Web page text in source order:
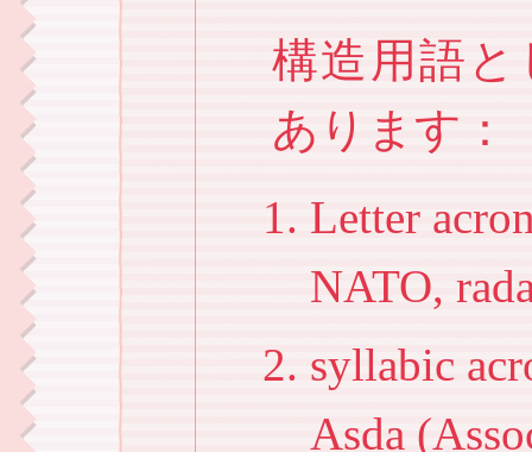
構造用語と
あります：
Letter
NATO,
syllabic
Asda